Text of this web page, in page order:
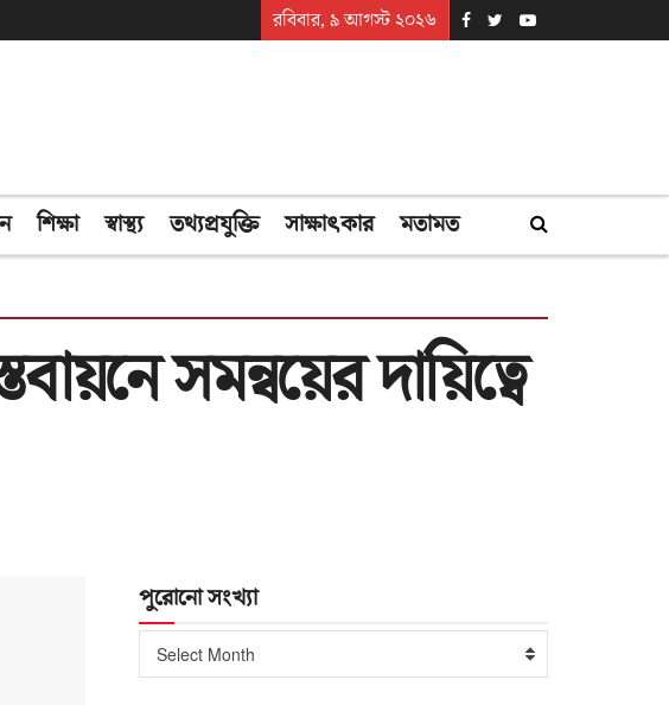
রবিবার, ৯ আগস্ট ২০২৬
শিক্ষা স্বাস্থ্য তথ্যপ্রযুক্তি সাক্ষাৎকার মতামত
সমন্বয়ের দায়িত্বে
পুরোনো সংখ্যা
পুরোনো
সংখ্যা
Select Month